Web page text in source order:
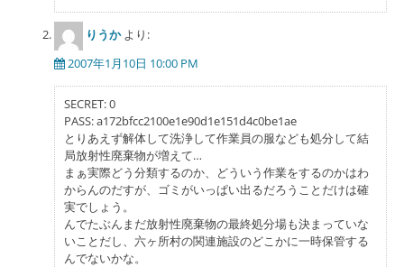
りうか より:
2007年1月10日 10:00 PM
SECRET: 0
PASS: a172bfcc2100e1e90d1e151d4c0be1ae
とりあえず解体して洗浄して作業員の服なども処分して結
局放射性廃棄物が増えて…
まぁ実際どう分類するのか、どういう作業をするのかはわ
からんのだすが、ゴミがいっぱい出るだろうことだけは確
実でしょう。
んでたぶんまだ放射性廃棄物の最終処分場も決まっていな
いことだし、六ヶ所村の関連施設のどこかに一時保管する
んでないかな。